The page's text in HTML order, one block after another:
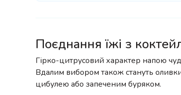
Поєднання їжі з
Гірко-цитрусовий характер напою
Вдалим вибором також стануть
цибулею або запеченим буряком.